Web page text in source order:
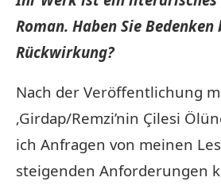
Roman. Haben Sie
Rückwirkung?
Nach der Veröffentlichung
‚Girdap/Remzi’nin Çilesi
ich Anfragen von meinen
steigenden Anforderungen